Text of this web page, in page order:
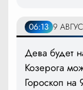
06:13 9
Дева будет
Козерога
Гороскоп на